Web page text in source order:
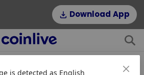
Download App
is detected as English